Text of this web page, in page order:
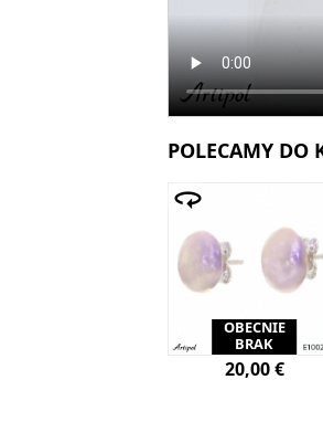
POLECAMY DO
OBECNIE
BRAK
20,00 €